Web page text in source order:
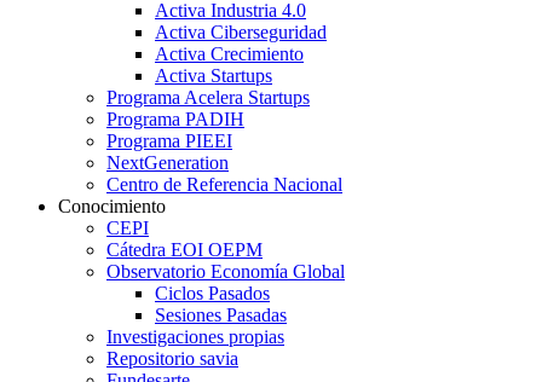
Activa Industria 4.0
Activa Ciberseguridad
Activa Crecimiento
Activa Startups
Programa Acelera Startups
Programa PADIH
Programa PIEEI
NextGeneration
Centro de Referencia Nacional
Conocimiento
CEPI
Cátedra EOI OEPM
Observatorio Economía Global
Ciclos Pasados
Sesiones Pasadas
Investigaciones propias
Repositorio savia